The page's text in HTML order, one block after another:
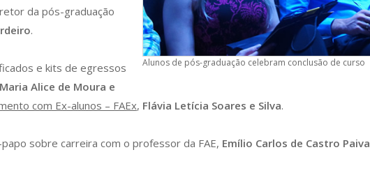
Alunos de pós-graduação celebram conclusão de curso
da pós-graduação
.
e kits de egressos
Maria Alice de Moura e
com Ex-alunos – FAEx, Flávia Letícia Soares e Silva.
sobre carreira com o professor da FAE, Emílio Carlos de Castro Paiva